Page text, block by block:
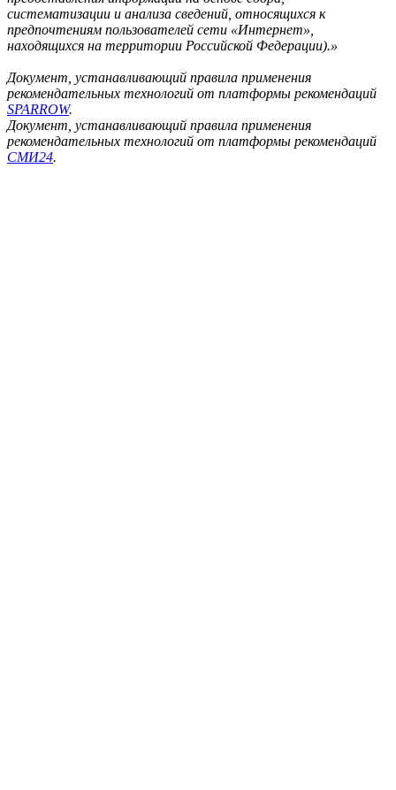
систематизации и анализа сведений, относящихся к
предпочтениям пользователей сети «Интернет»,
находящихся на территории Российской Федерации).»
Документ, устанавливающий правила применения
рекомендательных технологий от платформы рекомендаций
SPARROW.
Документ, устанавливающий правила применения
рекомендательных технологий от платформы рекомендаций
СМИ24.